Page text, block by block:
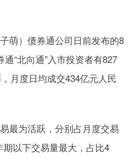
）债券通公司日前发布的8
“北向通”入市投资者有827
月度日均成交434亿元人民
为活跃，分别占月度交易
以下交易量最大，占比4